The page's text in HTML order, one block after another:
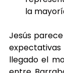
la
Jesús
llegado el